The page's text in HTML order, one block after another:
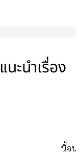
แนะนำเรื่อง
นี้